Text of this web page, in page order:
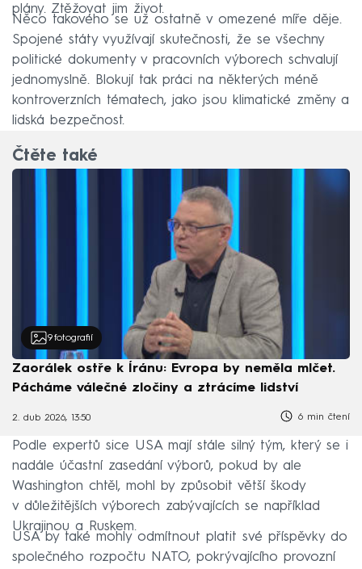
plány. Ztěžovat jim život.
Něco takového se už ostatně v omezené míře děje.
Spojené státy využívají skutečnosti, že se všechny
politické dokumenty v pracovních výborech schvalují
jednomyslně. Blokují tak práci na některých méně
kontroverzních tématech, jako jsou klimatické změny a
lidská bezpečnost.
Čtěte také
9 fotografií
Zaorálek ostře k Íránu: Evropa by neměla mlčet.
Pácháme válečné zločiny a ztrácíme lidství
2. dub 2026, 13:50 6 min čtení
Podle expertů sice USA mají stále silný tým, který se i
nadále účastní zasedání výborů, pokud by ale
Washington chtěl, mohl by způsobit větší škody
v důležitějších výborech zabývajících se například
Ukrajinou a Ruskem.
USA by také mohly odmítnout platit své příspěvky do
společného rozpočtu NATO, pokrývajícího provozní